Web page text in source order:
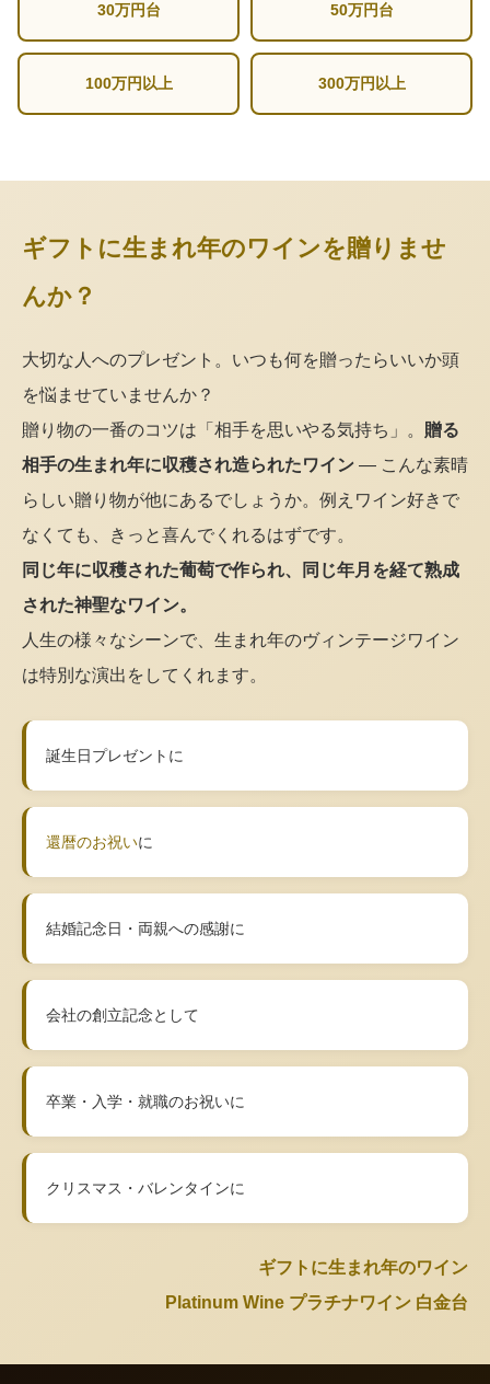
30万円台 50万円台
100万円以上 300万円以上
ギフトに生まれ年のワインを贈りませ
んか？
大切な人へのプレゼント。いつも何を贈ったらいいか頭
を悩ませていませんか？
贈り物の一番のコツは「相手を思いやる気持ち」。 贈る
相手の生まれ年に収穫され造られたワイン — こんな素晴
らしい贈り物が他にあるでしょうか。例えワイン好きで
なくても、きっと喜んでくれるはずです。
同じ年に収穫された葡萄で作られ、同じ年月を経て熟成
された神聖なワイン。
人生の様々なシーンで、生まれ年のヴィンテージワイン
は特別な演出をしてくれます。
誕生日プレゼントに
還暦のお祝いに
結婚記念日・両親への感謝に
会社の創立記念として
卒業・入学・就職のお祝いに
クリスマス・バレンタインに
ギフトに生まれ年のワイン
Platinum Wine プラチナワイン 白金台